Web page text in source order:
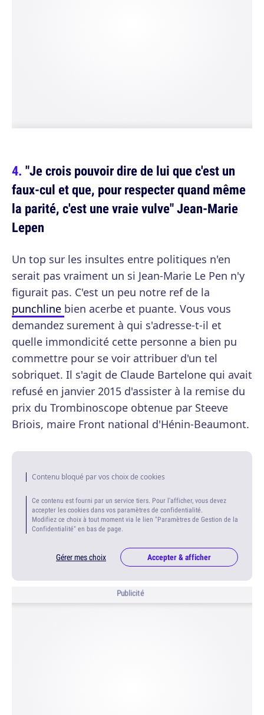
"Je crois pouvoir dire de lui que c'est un
faux-cul et que, pour respecter quand même
la parité, c'est une vraie vulve" Jean-Marie
Lepen
Un top sur les insultes entre politiques n'en
serait pas vraiment un si Jean-Marie Le Pen n'y
figurait pas. C'est un peu notre ref de la
punchline bien acerbe et puante. Vous vous
demandez surement à qui s'adresse-t-il et
quelle immondicité cette personne a bien pu
commettre pour se voir attribuer d'un tel
sobriquet. Il s'agit de Claude Bartelone qui avait
refusé en janvier 2015 d'assister à la remise du
prix du Trombinoscope obtenue par Steeve
Briois, maire Front national d'Hénin-Beaumont.
Contenu bloqué par vos choix de cookies
Ce contenu est fourni par un service tiers. Pour l'afficher, vous devez
accepter les cookies dans vos paramètres de confidentialité.
Modifiez ce choix à tout moment via le lien "Paramètres de Gestion de la
Confidentialité" en bas de page.
Gérer mes choix Accepter & afficher
Publicité